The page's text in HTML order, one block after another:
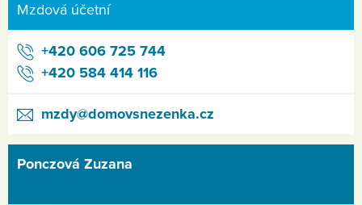
Mzdová účetní
+420 606 725 744
+420 584 414 116
mzdy@domovsnezenka.cz
Ponczová Zuzana